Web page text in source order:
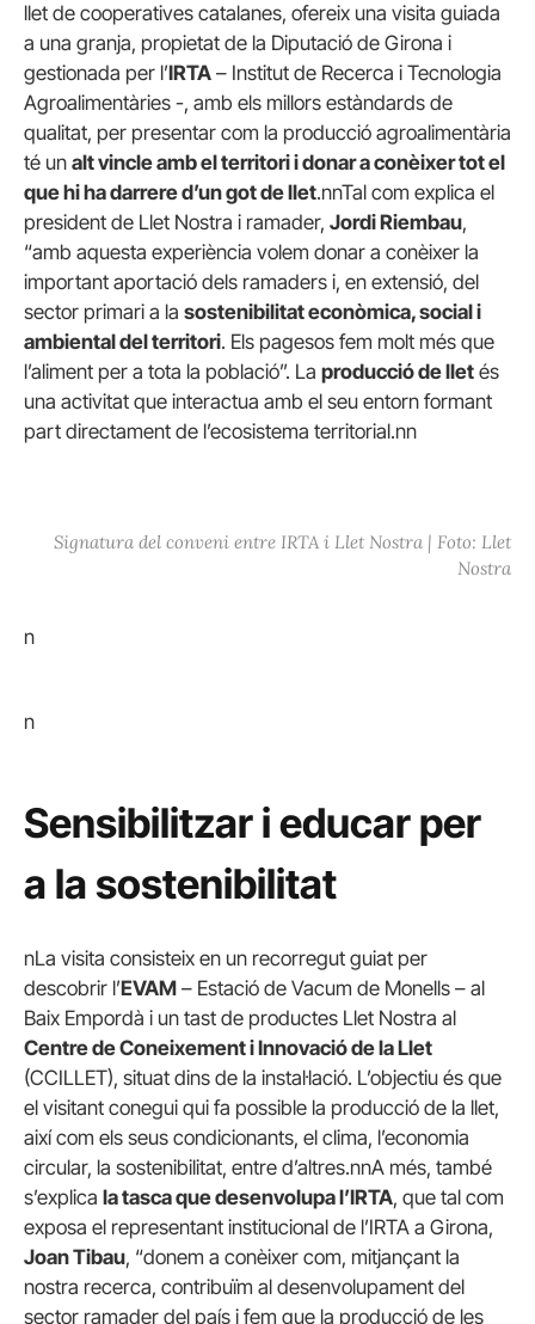
llet de cooperatives catalanes, ofereix una visita guiada
a una granja, propietat de la Diputació de Girona i
gestionada per l’IRTA – Institut de Recerca i Tecnologia
Agroalimentàries -, amb els millors estàndards de
qualitat, per presentar com la producció agroalimentària
té un alt vincle amb el territori i donar a conèixer tot el
que hi ha darrere d’un got de llet.nnTal com explica el
president de Llet Nostra i ramader, Jordi Riembau,
“amb aquesta experiència volem donar a conèixer la
important aportació dels ramaders i, en extensió, del
sector primari a la sostenibilitat econòmica, social i
ambiental del territori. Els pagesos fem molt més que
l’aliment per a tota la població”. La producció de llet és
una activitat que interactua amb el seu entorn formant
part directament de l’ecosistema territorial.nn
Signatura del conveni entre IRTA i Llet Nostra | Foto: Llet
Nostra
n
n
Sensibilitzar i educar per
a la sostenibilitat
nLa visita consisteix en un recorregut guiat per
descobrir l’EVAM – Estació de Vacum de Monells – al
Baix Empordà i un tast de productes Llet Nostra al
Centre de Coneixement i Innovació de la Llet
(CCILLET), situat dins de la instal·lació. L’objectiu és que
el visitant conegui qui fa possible la producció de la llet,
així com els seus condicionants, el clima, l’economia
circular, la sostenibilitat, entre d’altres.nnA més, també
s’explica la tasca que desenvolupa l’IRTA, que tal com
exposa el representant institucional de l’IRTA a Girona,
Joan Tibau, “donem a conèixer com, mitjançant la
nostra recerca, contribuïm al desenvolupament del
sector ramader del país i fem que la producció de les